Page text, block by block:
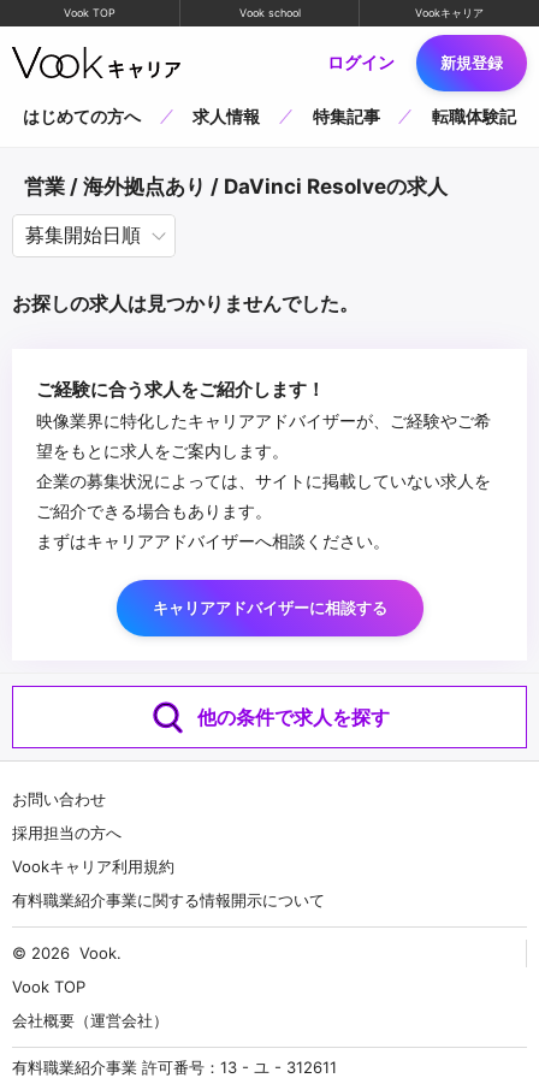
Vook TOP Vook school Vookキャリア
ログイン 新規登録
はじめての方へ 求人情報 特集記事 転職体験記
営業 / 海外拠点あり / DaVinci Resolveの求人
お探しの求人は見つかりませんでした。
ご経験に合う求人をご紹介します！
映像業界に特化したキャリアアドバイザーが、ご経験やご希
望をもとに求人をご案内します。
企業の募集状況によっては、サイトに掲載していない求人を
ご紹介できる場合もあります。
まずはキャリアアドバイザーへ相談ください。
キャリアアドバイザーに相談する
他の条件で求人を探す
お問い合わせ
採用担当の方へ
Vookキャリア利用規約
有料職業紹介事業に関する情報開示について
© 2026 Vook.
Vook TOP
会社概要（運営会社）
有料職業紹介事業 許可番号：13 - ユ - 312611